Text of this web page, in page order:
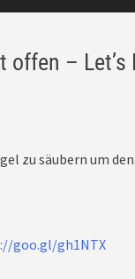
– Let’s
zu säubern um
goo.gl/gh1NTX